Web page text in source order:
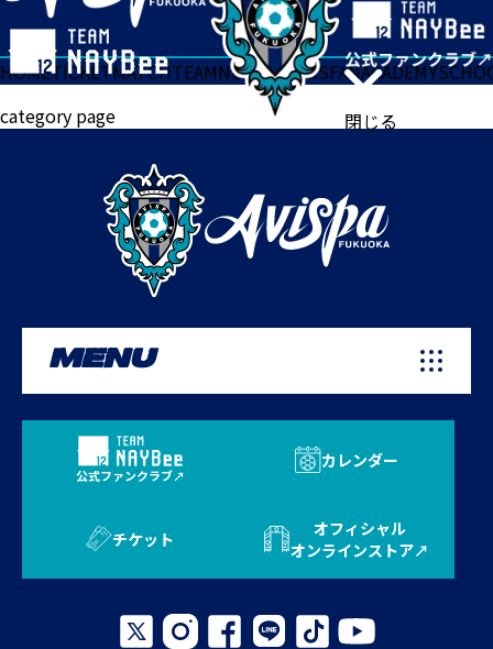
閉じる
HOMETICKETMATCHTEAMNEWSGOODSFANACADEMY
category page
MENU
公式ファンクラブ
カレンダー
チケット
オフィシャル
オンラインストア